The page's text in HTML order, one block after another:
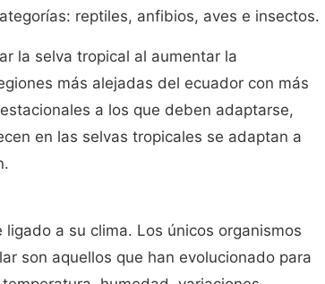
reptiles, anfibios, aves e insectos.
la selva tropical al aumentar la
más alejadas del ecuador con más
a los que deben adaptarse,
en las selvas tropicales se adaptan a
a su clima. Los únicos organismos
son aquellos que han evolucionado para